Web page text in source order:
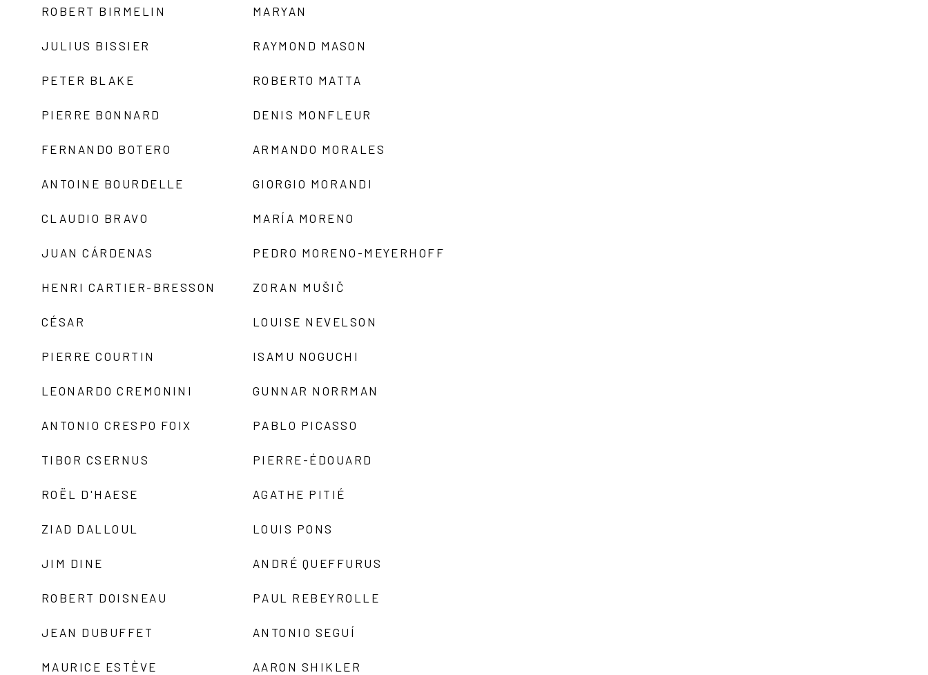
ROBERT BIRMELIN
JULIUS BISSIER
PETER BLAKE
PIERRE BONNARD
FERNANDO BOTERO
ANTOINE BOURDELLE
CLAUDIO BRAVO
JUAN CÁRDENAS
HENRI CARTIER-BRESSON
CÉSAR
PIERRE COURTIN
LEONARDO CREMONINI
ANTONIO CRESPO FOIX
TIBOR CSERNUS
ROËL D'HAESE
ZIAD DALLOUL
JIM DINE
ROBERT DOISNEAU
JEAN DUBUFFET
MAURICE ESTÈVE
MARYAN
RAYMOND MASON
ROBERTO MATTA
DENIS MONFLEUR
ARMANDO MORALES
GIORGIO MORANDI
MARÍA MORENO
PEDRO MORENO-MEYERHOFF
ZORAN MUŠIČ
LOUISE NEVELSON
ISAMU NOGUCHI
GUNNAR NORRMAN
PABLO PICASSO
PIERRE-ÉDOUARD
AGATHE PITIÉ
LOUIS PONS
ANDRÉ QUEFFURUS
PAUL REBEYROLLE
ANTONIO SEGUÍ
AARON SHIKLER